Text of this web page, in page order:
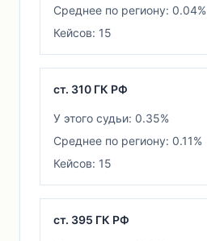
Среднее по региону: 0.04%
Кейсов: 15
ст. 310 ГК РФ
У этого судьи: 0.35%
Среднее по региону: 0.11%
Кейсов: 15
ст. 395 ГК РФ